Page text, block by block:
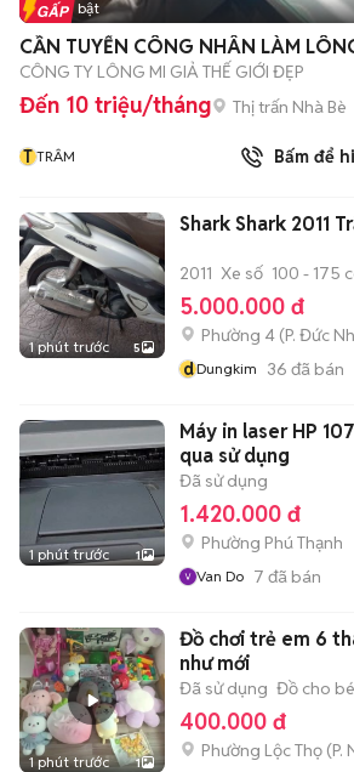
Tin nổi bật
CẦN TUYỂN CÔNG NHÂN LÀM
CÔNG TY LÔNG MI GIẢ THẾ GIỚI ĐẸP
Đến 10 triệu/tháng Thị trấn Nhà Bè
T TRÂM Bấm để
1 phút trước 5
Shark Shark 2011
2011 Xe số 100 - 175
5.000.000 đ
Phường 4 (P. Đức
dDungkim 36 đã bán
1 phút trước 1
Máy in laser HP
qua sử dụng
Đã sử dụng
1.420.000 đ
Phường Phú Thạnh
Van Do 7 đã bán
1 phút trước 1
Đồ chơi trẻ em 6
như mới
Đã sử dụng Đồ cho bé
400.000 đ
Phường Lộc Thọ (P.